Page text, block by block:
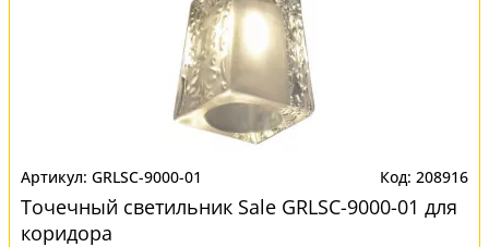
GRLSC-9000-01 208916
Точечный светильник Sale GRLSC-9000-01 для
коридора